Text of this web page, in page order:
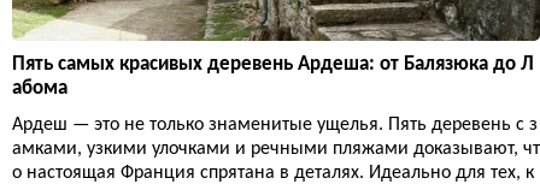
Пять самых красивых деревень Ардеша: от Балязюка до Л
абома
Ардеш — это не только знаменитые ущелья. Пять деревень с з
амками, узкими улочками и речными пляжами доказывают, чт
о настоящая Франция спрятана в деталях. Идеально для тех, к